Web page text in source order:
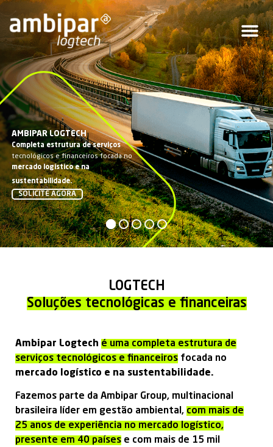
AMBIPAR LOGTECH
SOLICITE AGORA
Completa estrutura de serviços
tecnológicos e financeiros focada no
mercado logístico e na
sustentabilidade.
LOGTECH
Soluções tecnológicas e financeiras
Ambipar Logtech é uma completa estrutura de
serviços tecnológicos e financeiros focada no
mercado logístico e na sustentabilidade.
Fazemos parte da Ambipar Group, multinacional
brasileira líder em gestão ambiental, com mais de
25 anos de experiência no mercado logístico,
presente em 40 países e com mais de 15 mil